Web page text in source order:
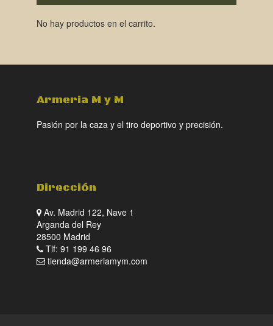
No hay productos en el carrito.
Armeria M y M
Pasión por la caza y el tiro deportivo y precisión.
Dirección
Av. Madrid 122, Nave 1
Arganda del Rey
28500 Madrid
Tlf: 91 199 46 96
tienda@armeriamym.com